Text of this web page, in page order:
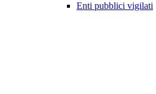
Enti pubblici vigilati